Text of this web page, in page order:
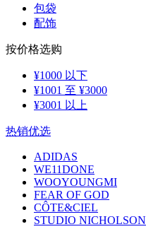
包袋
配饰
按价格选购
¥1000 以下
¥1001 至 ¥3000
¥3001 以上
热销优选
ADIDAS
WE11DONE
WOOYOUNGMI
FEAR OF GOD
CÔTE&CIEL
STUDIO NICHOLSON